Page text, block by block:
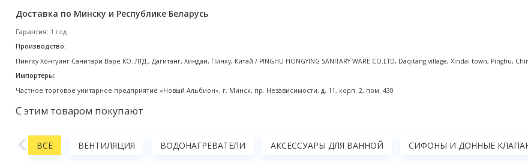
Доставка по Минску и Республике Беларусь
Гарантия: 1 год
Производство:
Пингху Хонгуинг Санитари Варе КО. ЛТД., Дагитанг, Хиндаи, Пинху, Китай / PINGHU HONGYING SANITARY WARE CO.LTD, Daqitang village, Xindai town, Pinghu,
Импортеры:
Частное торговое унитарное предприятие «Новый Альбион», г. Минск, пр. Независимости, д. 11, корп. 2, пом. 430
С этим товаром покупают
ВСЕ ВЕНТИЛЯЦИЯ ВОДОНАГРЕВАТЕЛИ АКСЕССУАРЫ ДЛЯ ВАННОЙ СИФОНЫ И ДОННЫЕ